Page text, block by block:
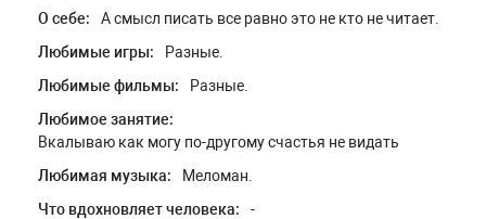
О себе:
А смысл писать все равно это не кто не читает.
Любимые игры:
Разные.
Любимые фильмы:
Разные.
Любимое занятие:
Вкалываю как могу по-другому счастья не видать
Любимая музыка:
Меломан.
Что вдохновляет человека:
-